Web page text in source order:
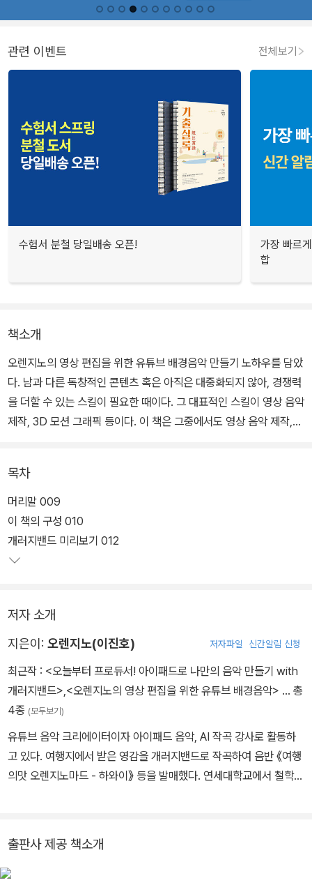
관련 이벤트 전체보기
수험서 분철 당일배송 오픈!
가장 빠르
합
책소개
오렌지노의 영상 편집을 위한 유튜브 배경음악 만들기 노하우를 담았
다. 남과 다른 독창적인 콘텐츠 혹은 아직은 대중화되지 않아, 경쟁력
을 더할 수 있는 스킬이 필요한 때이다. 그 대표적인 스킬이 영상 음악
제작, 3D 모션 그래픽 등이다. 이 책은 그중에서도 영상 음악 제작,
목차
머리말 009
이 책의 구성 010
개러지밴드 미리보기 012
저자 소개
지은이: 오렌지노(이진호) 저자파일 신간알림 신청
최근작 : <오늘부터 프로듀서! 아이패드로 나만의 음악 만들기 with
개러지밴드> <오렌지노의 영상 편집을 위한 유튜브 배경음악> … 총
4종 (모두보기)
유튜브 음악 크리에이터이자 아이패드 음악, AI 작곡 강사로 활동하
고 있다. 여행지에서 받은 영감을 개러지밴드로 작곡하여 음반 《여행
의맛 오렌지노마드 - 하와이》 등을 발매했다. 연세대학교에서 철학을
> 의 대표를 겸하고 있다. 또한 MENSA 등 커뮤니티에서 활발히 활
동하며, 음악이란 즐겁고 누구나 쉽게 배울 수 있으며 삶을 더 빛나게
출판사 제공 책소개